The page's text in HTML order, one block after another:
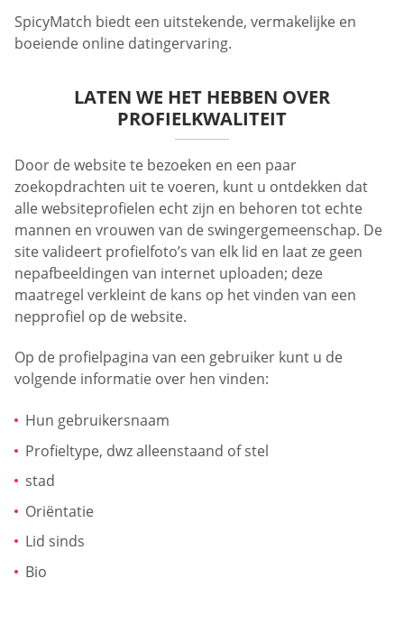
SpicyMatch biedt een uitstekende, vermakelijke en
boeiende online datingervaring.
LATEN WE HET HEBBEN OVER
PROFIELKWALITEIT
Door de website te bezoeken en een paar
zoekopdrachten uit te voeren, kunt u ontdekken dat
alle websiteprofielen echt zijn en behoren tot echte
mannen en vrouwen van de swingergemeenschap. De
site valideert profielfoto’s van elk lid en laat ze geen
nepafbeeldingen van internet uploaden; deze
maatregel verkleint de kans op het vinden van een
nepprofiel op de website.
Op de profielpagina van een gebruiker kunt u de
volgende informatie over hen vinden:
Hun gebruikersnaam
Profieltype, dwz alleenstaand of stel
stad
Oriëntatie
Lid sinds
Bio